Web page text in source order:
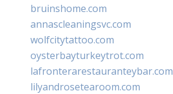
bruinshome.com
annascleaningsvc.com
wolfcitytattoo.com
oysterbayturkeytrot.com
lafronterarestauranteybar.com
lilyandrosetearoom.com